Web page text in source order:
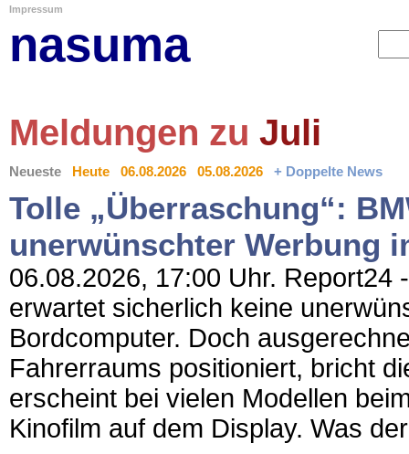
Impressum
nasuma
Meldungen zu Juli
Neueste Heute 06.08.2026 05.08.2026 + Doppelte News
Tolle „Überraschung“:
unerwünschter Werbung
06.08.2026, 17:00 Uhr. Report24
erwartet sicherlich keine
Bordcomputer. Doch
Fahrerraums positioniert, bricht
erscheint bei vielen Modellen
Kinofilm auf dem Display. Was